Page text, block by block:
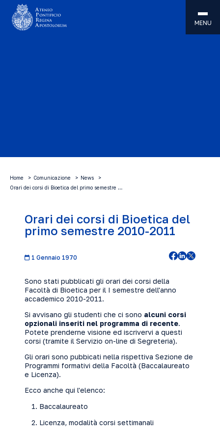
MENU
Home Comunicazione
News
Orari dei corsi di Bioetica del primo semestre …
Orari dei corsi di Bioetica del
primo semestre 2010-2011
1 Gennaio 1970
Sono stati pubblicati gli orari dei corsi della
Facoltà di Bioetica per il I semestre dell'anno
accademico 2010-2011.
Si avvisano gli studenti che ci sono alcuni corsi
opzionali inseriti nel programma di recente.
Potete prenderne visione ed iscrivervi a questi
corsi (tramite il Servizio on-line di Segreteria).
Gli orari sono pubbicati nella rispettiva Sezione de
Programmi formativi della Facoltà (Baccalaureato
e Licenza).
Ecco anche qui l'elenco:
Baccalaureato
Licenza, modalità corsi settimanali